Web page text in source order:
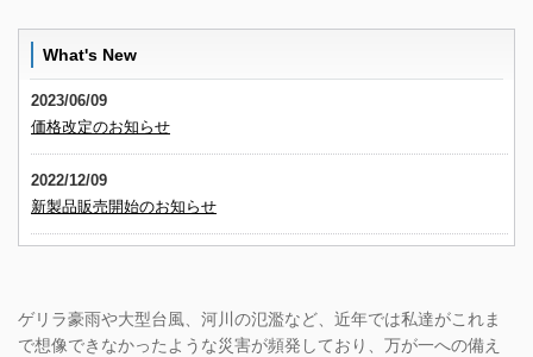
What's New
2023/06/09
価格改定のお知らせ
2022/12/09
新製品販売開始のお知らせ
2021/06/04
ゲリラ豪雨や大型台風、河川の氾濫など、近年では私達がこれま
で想像できなかったような災害が頻発しており、万が一への備え